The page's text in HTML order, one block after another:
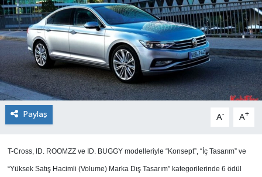
Paylaş A- A+
T-Cross, ID. ROOMZZ ve ID. BUGGY modelleriyle “Konsept”, “İç Tasarım” ve
“Yüksek Satış Hacimli (Volume) Marka Dış Tasarım” kategorilerinde 6 ödül
SÖYLEŞİ
ÜLKE
YAŞAM